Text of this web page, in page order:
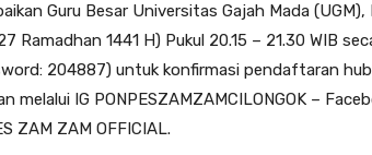
Guru Besar Universitas Gajah Mada
Ramadhan 1441 H) Pukul 20.15 – 21.30 WIB
204887) untuk konfirmasi pendaftaran
melalui IG PONPESZAMZAMCILONGOK –
ZAM ZAM OFFICIAL.